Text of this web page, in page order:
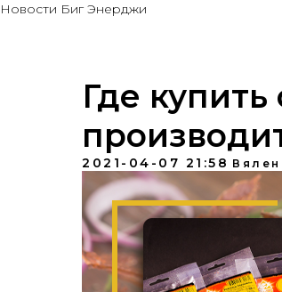
Новости Биг Энерджи
Где
2021-04-07 21:58